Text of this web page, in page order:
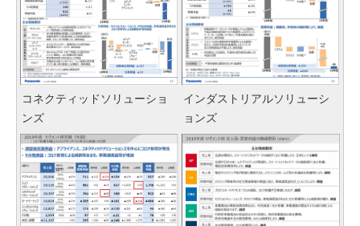
コネクティッドソリューショ
ンズ
インダストリアルソリューシ
ョンズ